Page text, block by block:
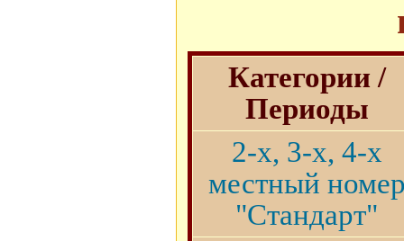
Категории /
Периоды
2-х, 3-х, 4-х
местный
"Стандарт"